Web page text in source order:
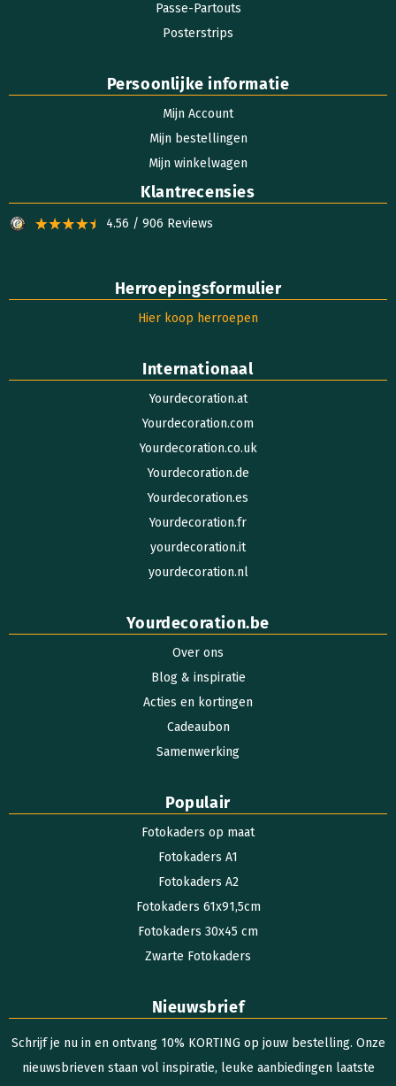
Passe-Partouts
Posterstrips
Persoonlijke informatie
Mijn Account
Mijn bestellingen
Mijn winkelwagen
Klantrecensies
4.56 / 906 Reviews
Herroepingsformulier
Hier koop herroepen
Internationaal
Yourdecoration.at
Yourdecoration.com
Yourdecoration.co.uk
Yourdecoration.de
Yourdecoration.es
Yourdecoration.fr
yourdecoration.it
yourdecoration.nl
Yourdecoration.be
Over ons
Blog & inspiratie
Acties en kortingen
Cadeaubon
Samenwerking
Populair
Fotokaders op maat
Fotokaders A1
Fotokaders A2
Fotokaders 61x91,5cm
Fotokaders 30x45 cm
Zwarte Fotokaders
Nieuwsbrief
Schrijf je nu in en ontvang 10% KORTING op jouw bestelling. Onze
nieuwsbrieven staan vol inspiratie, leuke aanbiedingen laatste